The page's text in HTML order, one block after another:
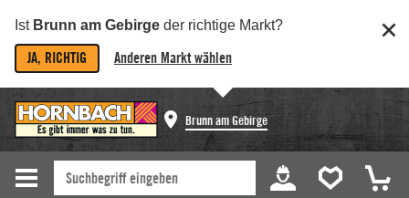
Ist Brunn am Gebirge der richtige Markt?
JA, RICHTIG Anderen Markt wählen
Brunn am Gebirge